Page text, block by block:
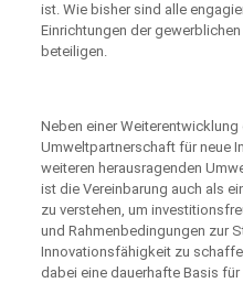
ist. Wie bisher sind alle
Einrichtungen der
beteiligen.
Neben einer
Umweltpartnerschaft für neue
weiteren herausragenden
ist die Vereinbarung auch als
zu verstehen, um
und Rahmenbedingungen zur
Innovationsfähigkeit zu
dabei eine dauerhafte Basis